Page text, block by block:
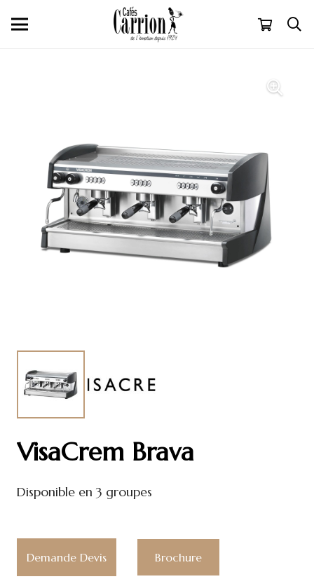
VisaCrem Brava
Disponible en 3 groupes
Demande Devis Brochure